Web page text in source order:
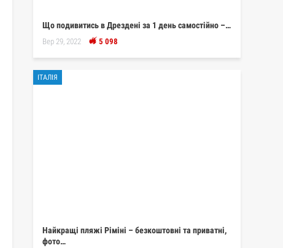
Що подивитись в Дрездені за 1 день самостійно –…
Вер 29, 2022 5 098
ІТАЛІЯ
Найкращі пляжі Ріміні – безкоштовні та приватні,
фото…